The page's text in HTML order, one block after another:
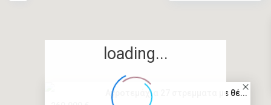
Αγροτεμάχια 27 στρεμματα με θέ...
loading...